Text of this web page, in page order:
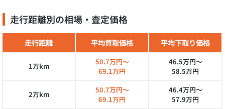
走行距離別の相場・査定価格
走行距離 平均買取価格 平均下取り価格
1万km
50.7万円～
69.1万円
46.5万円～
58.5万円
2万km
50.7万円～
69.1万円
46.4万円～
57.9万円